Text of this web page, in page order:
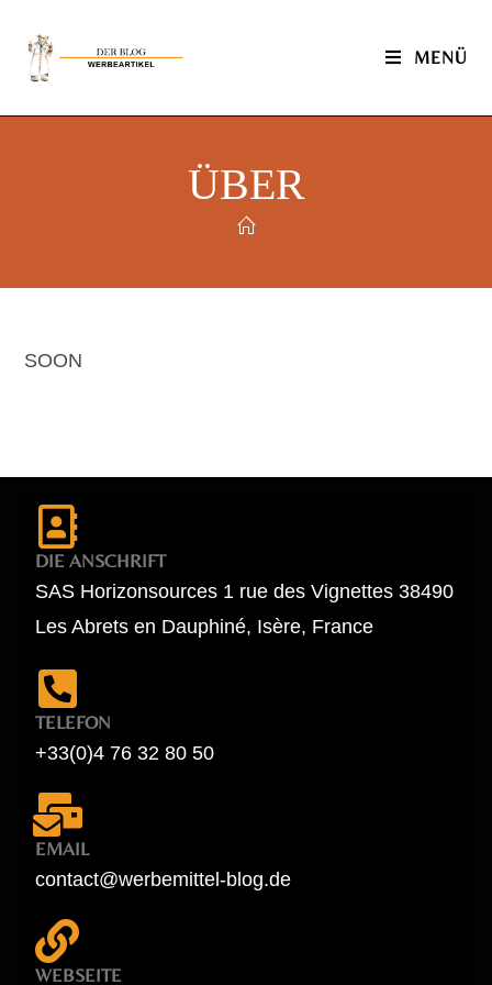
MENÜ
ÜBER
SOON
DIE ANSCHRIFT
SAS Horizonsources 1 rue des Vignettes 38490
Les Abrets en Dauphiné, Isère, France
TELEFON
+33(0)4 76 32 80 50
EMAIL
contact@werbemittel-blog.de
WEBSEITE